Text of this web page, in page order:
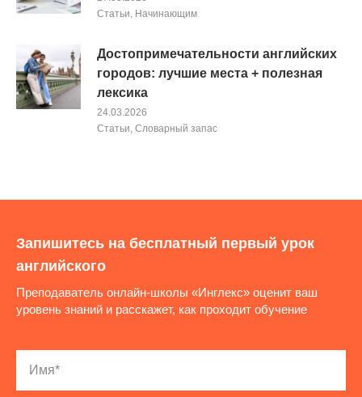
Cтатьи, Начинающим
Достопримечательности английских
городов: лучшие места + полезная
лексика
24.03.2026
Cтатьи, Словарный запас
Запишитесь на бесплатный первый урок
английского
Преподаватель онлайн-школы «Инглекс» оценит ваш
уровень знаний и расскажет, как проходит обучение